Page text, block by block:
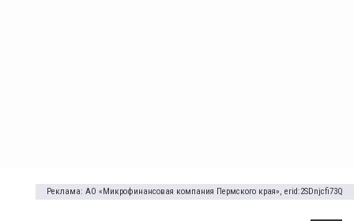
Реклама: АО «Микрофинансовая компания Пермского края», erid:2SDnjcfi73Q